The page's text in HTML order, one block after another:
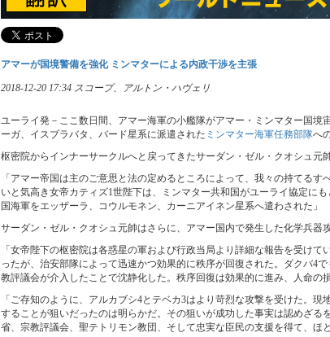
アマーが国境警備を強化 ミンマターによる内政干渉を主張
2018-12-20 17:34 スコープ、アルトン・ハヴェリ
ユーライ発－ここ数日間、アマー海軍の小艦隊がアマー・ミンマター国
ーガ、イスブラバタ、バード星系に派遣された ミンマター海軍任務部隊へ
枢密院からインナーサークルへと戻ってきたサーダン・ゼル・クオシュ元
「アマー帝国は主のご意思と法の定めるところによって、我々の持てるす
いと気高き女帝カティズ1世陛下は、ミンマター共和国がユーライ協定に
国海軍をエッザーラ、コウルモネン、カーニアイネン星系へ遣わされた」
サーダン・ゼル・クオシュ元帥はさらに、アマー国内で発生した化学兵器
「女帝陛下の枢密院は各惑星の軍および行政当局より詳細な報告を受け
ったが、治安部隊によって迅速かつ効果的に秩序が回復された。ダクバ4
教評議会が介入したことで沈静化した。秩序回復は効果的に進み、人命の
「ご存知のように、アルカブシ4とテベカ3はより苛烈な攻撃を受けた。
することが狙いだったのは明らかだ。その狙いが成功した事実は認めざ
省、宗教評議会、聖テトリモン教団、そして忠実な臣民の支援を得て、ほ